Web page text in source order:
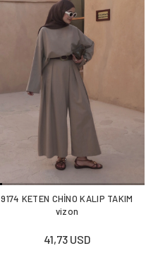
9174 KETEN CHİNO KALIP TAKIM
vizon
41,73 USD